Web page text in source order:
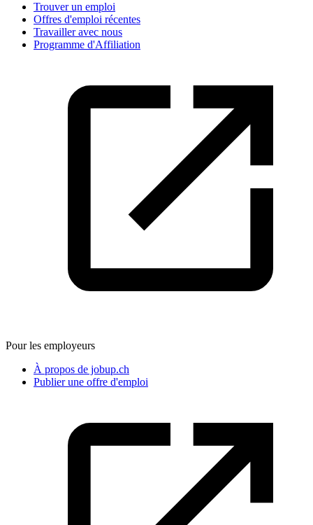
Trouver un emploi
Offres d'emploi récentes
Travailler avec nous
Programme d'Affiliation
Pour les employeurs
À propos de jobup.ch
Publier une offre d'emploi